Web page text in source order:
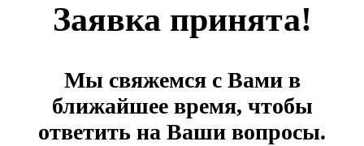
Заявка принята!
Мы свяжемся с Вами в
ближайшее время, чтобы
ответить на Ваши вопросы.